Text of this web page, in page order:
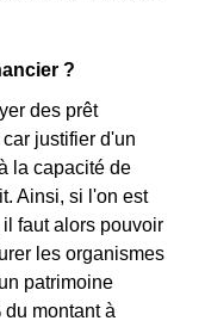
?
des prêt
justifier d'un
la capacité de
Ainsi, si l'on est
faut alors pouvoir
les organismes
patrimoine
montant à